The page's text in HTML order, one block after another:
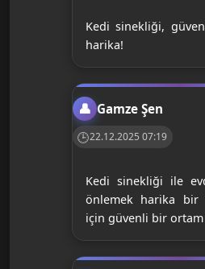
Kedi sinekliği,
harika!
Gamze Şen
22.12.2025 07:19
Kedi sinekliği ile
önlemek harika bir
için güvenli bir ortam